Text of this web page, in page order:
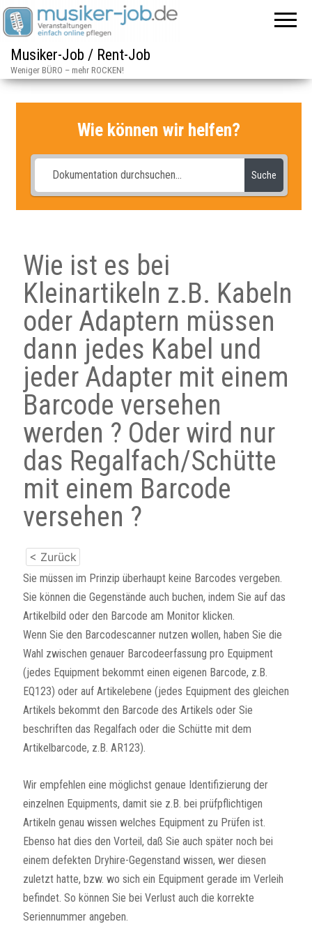
Musiker-Job / Rent-Job
Weniger BÜRO – mehr ROCKEN!
Wie können wir helfen?
Suche
Wie ist es bei
Kleinartikeln z.B. Kabeln
oder Adaptern müssen
dann jedes Kabel und
jeder Adapter mit einem
Barcode versehen
werden ? Oder wird nur
das Regalfach/Schütte
mit einem Barcode
versehen ?
< Zurück
Sie müssen im Prinzip überhaupt keine Barcodes vergeben.
Sie können die Gegenstände auch buchen, indem Sie auf das
Artikelbild oder den Barcode am Monitor klicken.
Wenn Sie den Barcodescanner nutzen wollen, haben Sie die
Wahl zwischen genauer Barcodeerfassung pro Equipment
(jedes Equipment bekommt einen eigenen Barcode, z.B.
EQ123) oder auf Artikelebene (jedes Equipment des gleichen
Artikels bekommt den Barcode des Artikels oder Sie
beschriften das Regalfach oder die Schütte mit dem
Artikelbarcode, z.B. AR123).
Wir empfehlen eine möglichst genaue Identifizierung der
einzelnen Equipments, damit sie z.B. bei prüfpflichtigen
Artikeln genau wissen welches Equipment zu Prüfen ist.
Ebenso hat dies den Vorteil, daß Sie auch später noch bei
einem defekten Dryhire-Gegenstand wissen, wer diesen
zuletzt hatte, bzw. wo sich ein Equipment gerade im Verleih
befindet. So können Sie bei Verlust auch die korrekte
Seriennummer angeben.